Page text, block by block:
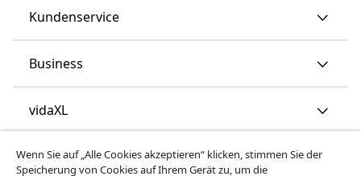
Kundenservice
Business
vidaXL
Mehr entdecken
Wenn Sie auf „Alle Cookies akzeptieren“ klicken, stimmen Sie der
Speicherung von Cookies auf Ihrem Gerät zu, um die